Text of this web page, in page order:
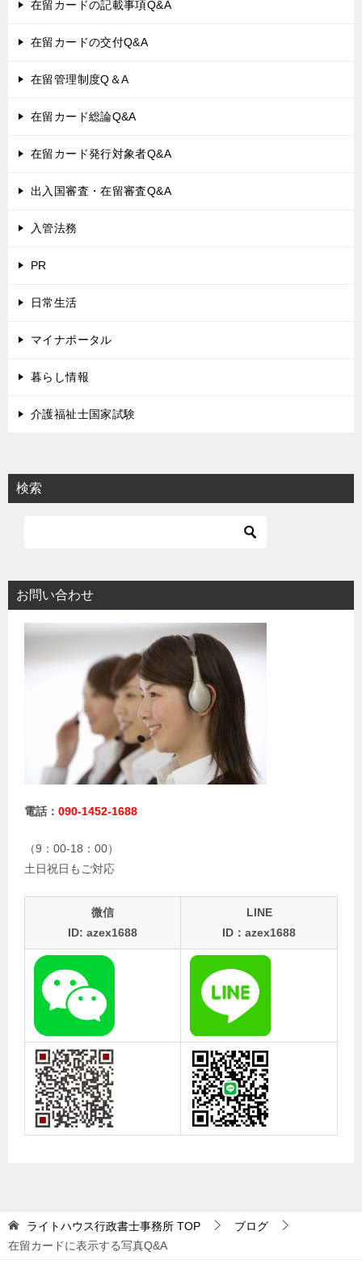
在留カードの記載事項Q&A
在留カードの交付Q&A
在留管理制度Q＆A
在留カード総論Q&A
在留カード発行対象者Q&A
出入国審査・在留審査Q&A
入管法務
PR
日常生活
マイナポータル
暮らし情報
介護福祉士国家試験
検索
お問い合わせ
電話： 090-1452-1688
（9：00-18：00）
土日祝日もご対応
微信
ID: azex1688
LINE
ID：azex1688
ライトハウス行政書士事務所 TOP
ブログ
在留カードに表示する写真Q&A